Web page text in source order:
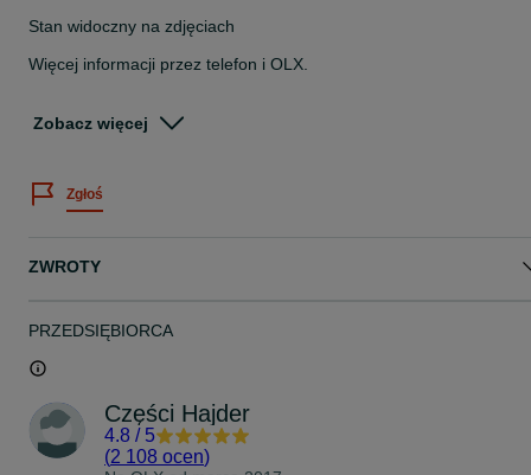
Stan widoczny na zdjęciach
Więcej informacji przez telefon i OLX.
Nr magazynowy: 57728/KM7-8
Możliwość wysyłki.
Zobacz więcej
Zgłoś
ZWROTY
PRZEDSIĘBIORCA
Części Hajder
4.8 / 5
(2 108 ocen)